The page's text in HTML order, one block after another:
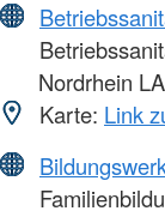
Nordrhein
Karte: Link